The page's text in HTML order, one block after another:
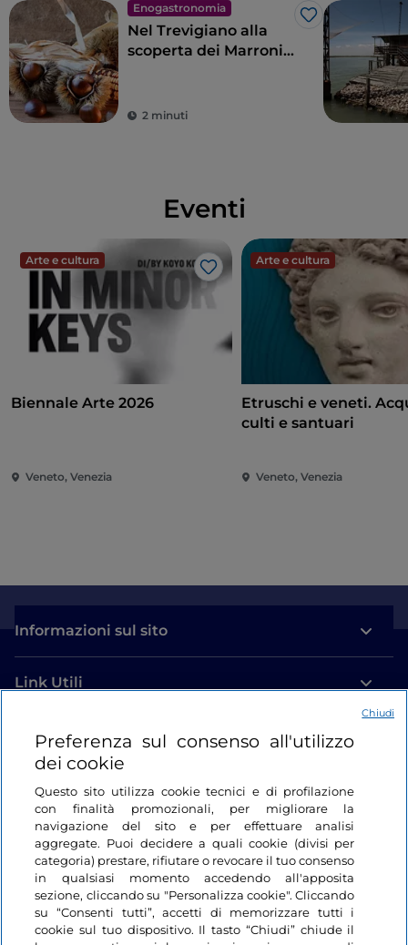
Enogastronomia
Like
Nel Trevigiano alla
scoperta dei Marroni
2 minuti
Eventi
Arte e cultura
Like
Biennale Arte 2026
Veneto, Venezia
Arte e cultura
Etruschi e veneti.
culti e santuari
Veneto, Venezia
Informazioni sul sito
Link Utili
Login
Restiamo in contatto
Preferenza sul consenso all'utilizzo
dei cookie
Questo sito utilizza cookie tecnici e di profilazione
con finalità promozionali, per migliorare la
navigazione del sito e per effettuare analisi
aggregate. Puoi decidere a quali cookie (divisi per
categoria) prestare, rifiutare o revocare il tuo consenso
in qualsiasi momento accedendo all'apposita
sezione, cliccando su "Personalizza cookie". Cliccando
su “Consenti tutti”, accetti di memorizzare tutti i
cookie sul tuo dispositivo. Il tasto “Chiudi” chiude il
Chiudi